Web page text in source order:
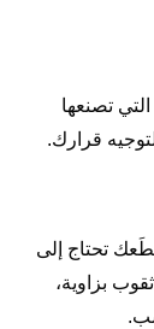
تصنعها
قرارك.
تحتاج إلى
بزاوية،